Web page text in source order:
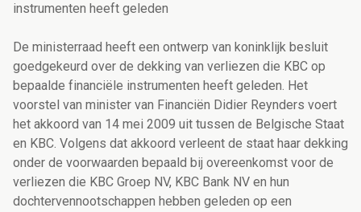
instrumenten heeft geleden
De ministerraad heeft een ontwerp van koninklijk besluit
goedgekeurd over de dekking van verliezen die KBC op
bepaalde financiële instrumenten heeft geleden. Het
voorstel van minister van Financiën Didier Reynders voert
het akkoord van 14 mei 2009 uit tussen de Belgische Staat
en KBC. Volgens dat akkoord verleent de staat haar dekking
onder de voorwaarden bepaald bij overeenkomst voor de
verliezen die KBC Groep NV, KBC Bank NV en hun
dochtervennootschappen hebben geleden op een